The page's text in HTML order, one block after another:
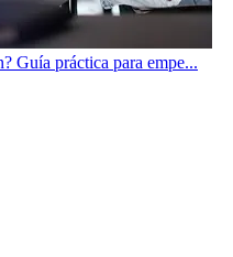
Guía práctica para empe...